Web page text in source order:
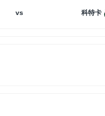
vs 科特卡